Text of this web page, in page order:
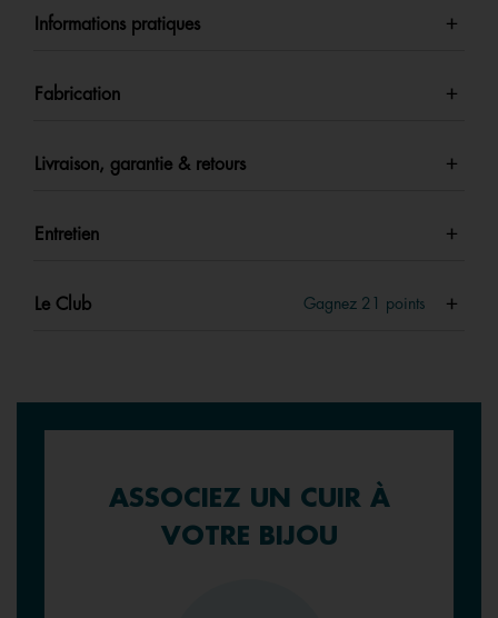
Informations pratiques
Fabrication
Livraison, garantie & retours
Entretien
Le Club Gagnez 21 points
ASSOCIEZ UN CUIR À
VOTRE BIJOU